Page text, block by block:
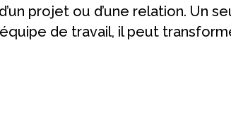
projet ou d’une relation. Un
de travail, il peut